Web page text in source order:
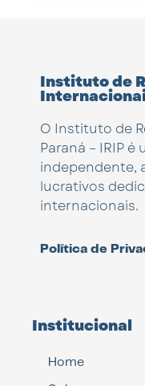
Instituto de
O Instituto de
Paraná – IRIP
independente,
lucrativos
internacionais.
Política de
Institucional
Home